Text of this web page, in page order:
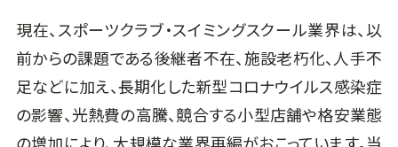
現在、スポーツクラブ・スイミングスクール業界は、以
前からの課題である後継者不在、施設老朽化、人手不
足などに加え、長期化した新型コロナウイルス感染症
の影響、光熱費の高騰、競合する小型店舗や格安業態